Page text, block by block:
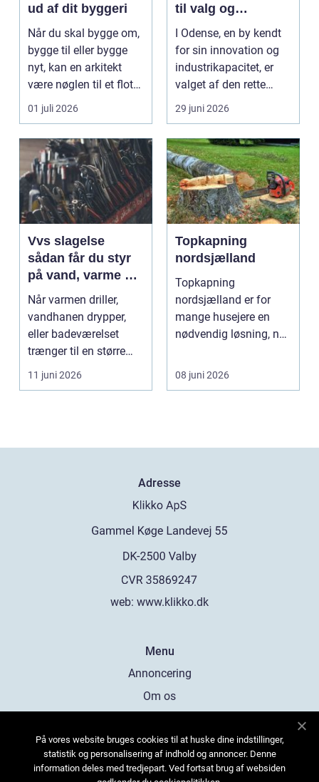
ud af dit byggeri
Når du skal bygge om,
bygge til eller bygge
nyt, kan en arkitekt
være nøglen til et flot
resultat, d...
01 juli 2026
til valg og
installation
I Odense, en by kendt
for sin innovation og
industrikapacitet, er
valget af den rette
industriport a...
29 juni 2026
Vvs slagelse
sådan får du styr
på vand, varme og
energi i din bolig
Når varmen driller,
vandhanen drypper,
eller badeværelset
trænger til en større
renovering, er en dy...
11 juni 2026
Topkapning
nordsjælland
Topkapning
nordsjælland er for
mange husejere en
nødvendig løsning, når
mørke, ut...
08 juni 2026
Adresse
web: www.klikko.dk
Menu
Annoncering
Om os
Kontakt os
Sitemap
På vores website bruges cookies til at huske dine indstillinger,
statistik og personalisering af indhold og annoncer. Denne
information deles med tredjepart. Ved fortsat brug af websiden